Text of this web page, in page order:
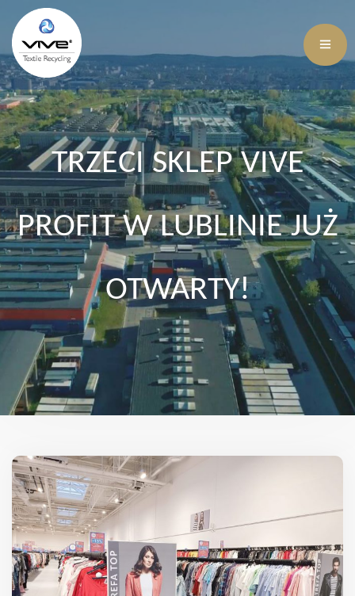
TRZECI SKLEP VIVE
PROFIT W LUBLINIE JUŻ
OTWARTY!